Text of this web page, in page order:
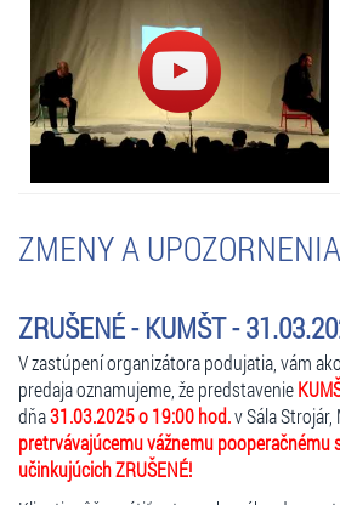
ZMENY A UPOZORNENIA
ZRUŠENÉ - KUMŠT -
V zastúpení organizátora podujatia, vám
predaja oznamujeme, že predstavenie
dňa31.03.2025 o 19:00 hod.v Sála Strojár,
pretrvávajúcemu vážnemu pooperačnému
učinkujúcich ZRUŠENÉ!